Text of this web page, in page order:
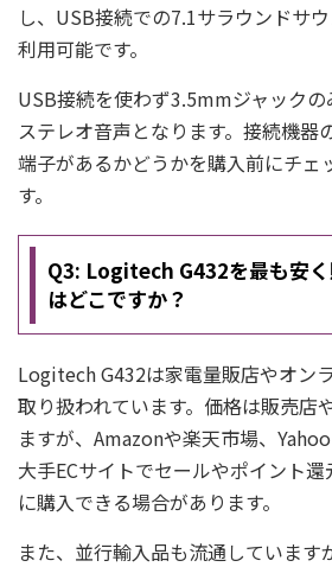
し、USB接続での7.1サラウンドサ
利用可能です。
USB接続を使わず3.5mmジャック
ステレオ音声となります。接続機器
端子があるかどうかを購入前にチェ
す。
Q3: Logitech G432を最も安
はどこですか？
Logitech G432は家電量販店やオン
取り扱われています。価格は販売店
ますが、Amazonや楽天市場、
大手ECサイトでセールやポイント
に購入できる場合があります。
また、並行輸入品も流通しています